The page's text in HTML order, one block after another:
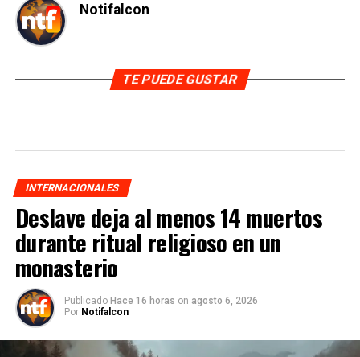
Notifalcon
TE PUEDE GUSTAR
INTERNACIONALES
Deslave deja al menos 14 muertos
durante ritual religioso en un
monasterio
Publicado Hace 16 horas on agosto 6, 2026
Por Notifalcon